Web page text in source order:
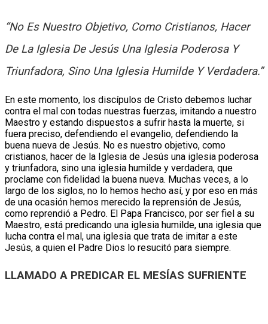
“No Es Nuestro Objetivo, Como Cristianos, Hacer
De La Iglesia De Jesús Una Iglesia Poderosa Y
Triunfadora, Sino Una Iglesia Humilde Y Verdadera.”
En este momento, los discípulos de Cristo debemos luchar
contra el mal con todas nuestras fuerzas, imitando a nuestro
Maestro y estando dispuestos a sufrir hasta la muerte, si
fuera preciso, defendiendo el evangelio, defendiendo la
buena nueva de Jesús. No es nuestro objetivo, como
cristianos, hacer de la Iglesia de Jesús una iglesia poderosa
y triunfadora, sino una iglesia humilde y verdadera, que
proclame con fidelidad la buena nueva. Muchas veces, a lo
largo de los siglos, no lo hemos hecho así, y por eso en más
de una ocasión hemos merecido la reprensión de Jesús,
como reprendió a Pedro. El Papa Francisco, por ser fiel a su
Maestro, está predicando una iglesia humilde, una iglesia que
lucha contra el mal, una iglesia que trata de imitar a este
Jesús, a quien el Padre Dios lo resucitó para siempre.
LLAMADO A PREDICAR EL MESÍAS SUFRIENTE